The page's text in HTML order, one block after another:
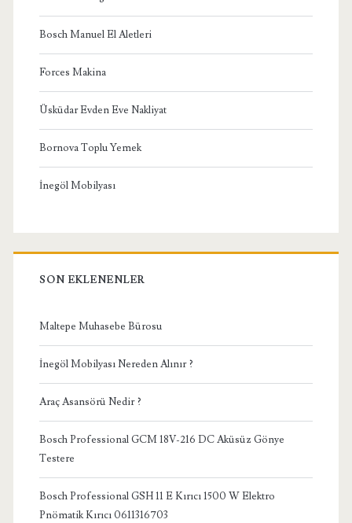
Bosch Manuel El Aletleri
Forces Makina
Üsküdar Evden Eve Nakliyat
Bornova Toplu Yemek
İnegöl Mobilyası
SON EKLENENLER
Maltepe Muhasebe Bürosu
İnegöl Mobilyası Nereden Alınır ?
Araç Asansörü Nedir ?
Bosch Professional GCM 18V-216 DC Aküsüz Gönye
Testere
Bosch Professional GSH 11 E Kırıcı 1500 W Elektro
Pnömatik Kırıcı 0611316703